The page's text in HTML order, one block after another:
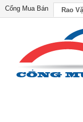
Cổng Mua Bán Rao